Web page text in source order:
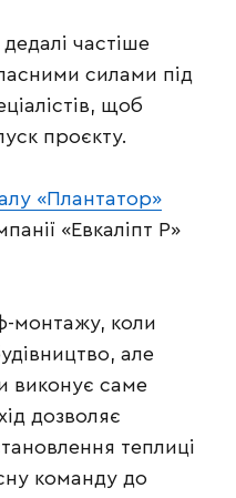
частіше
силами під
щоб
проєкту.
«Плантатор»
«Евкаліпт Р»
монтажу, коли
але
виконує саме
дозволяє
теплиці
команду до